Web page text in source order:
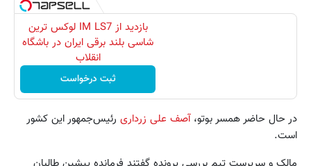
بازدید از IM LS7 لوکس ترین
شاسی بلند برقی ایران در باشگاه
انقلاب
ثبت درخواست
در حال حاضر همسر بوتو،آصف علی زرداری رئیس‌جمهور این کشور
است.